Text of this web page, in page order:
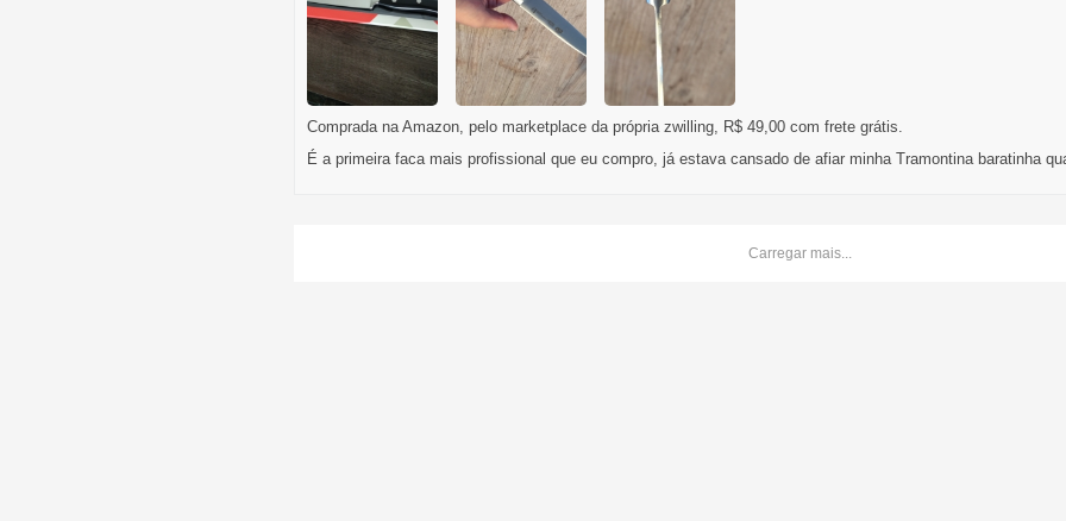
Comprada na Amazon, pelo marketplace da própria zwilling, R$ 49,00 com frete grátis.
É a primeira faca mais profissional que eu compro, já estava cansado de afiar minha Tramontina baratinha
Carregar mais...